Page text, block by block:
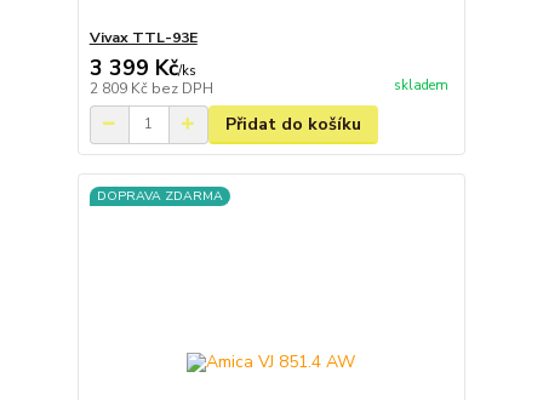
Vivax TTL-93E
3 399 Kč/ks
2 809 Kč bez DPH skladem
Přidat do košíku
DOPRAVA ZDARMA